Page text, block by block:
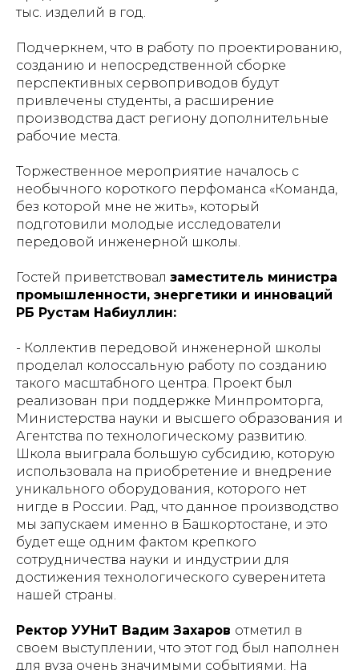
тыс. изделий в год.
Подчеркнем, что в работу по проектированию,
созданию и непосредственной сборке
перспективных сервоприводов будут
привлечены студенты, а расширение
производства даст региону дополнительные
рабочие места.
Торжественное мероприятие началось с
необычного короткого перфоманса «Команда,
без которой мне не жить», который
подготовили молодые исследователи
передовой инженерной школы.
Гостей приветствовал заместитель министра
промышленности, энергетики и инноваций
РБ Рустам Набиуллин:
- Коллектив передовой инженерной школы
проделал колоссальную работу по созданию
такого масштабного центра. Проект был
реализован при поддержке Минпромторга,
Министерства науки и высшего образования и
Агентства по технологическому развитию.
Школа выиграла большую субсидию, которую
использовала на приобретение и внедрение
уникального оборудования, которого нет
нигде в России. Рад, что данное производство
мы запускаем именно в Башкортостане, и это
будет еще одним фактом крепкого
сотрудничества науки и индустрии для
достижения технологического суверенитета
нашей страны.
Ректор УУНиТ Вадим Захаров отметил в
своем выступлении, что этот год был наполнен
для вуза очень значимыми событиями. На